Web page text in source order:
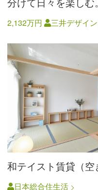
2,132万円 三井デザイ
和テイスト賃貸（空
日本総合住生活